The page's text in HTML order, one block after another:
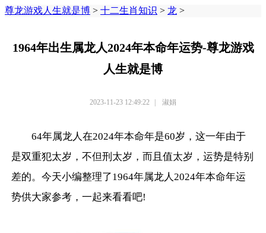
尊龙游戏人生就是博 > 十二生肖知识 > 龙 >
1964年出生属龙人2024年本命年运势-尊龙游戏
人生就是博
2023-11-23 12:49:22 | 淑娟
64年属龙人在2024年本命年是60岁，这一年由于
是双重犯太岁，不但刑太岁，而且值太岁，运势是特别
差的。今天小编整理了1964年属龙人2024年本命年运
势供大家参考，一起来看看吧!